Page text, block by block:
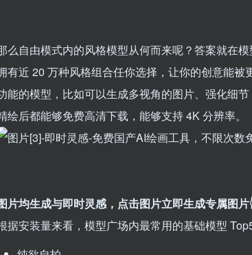
么自由模式内的风格模型从何而来呢？答案就在
有近 20 万种风格组合任你选择，让你的创意能
能的模型，比如可以生成多视角的图片、强化细
绘后都能够免费高清下载，能够支持 4K 分辨率。
片均生成与即时灵感，点击图片立即生成专属图片
据安装量来看，模型广场内最常用的基础模型